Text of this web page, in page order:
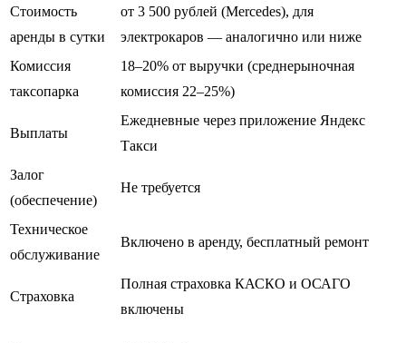
Стоимость
аренды в сутки
от 3 500 рублей (Mercedes), для
электрокаров — аналогично или ниже
Комиссия
таксопарка
18–20% от выручки (среднерыночная
комиссия 22–25%)
Выплаты
Ежедневные через приложение Яндекс
Такси
Залог
(обеспечение)
Не требуется
Техническое
обслуживание
Включено в аренду, бесплатный ремонт
Страховка
Полная страховка КАСКО и ОСАГО
включены